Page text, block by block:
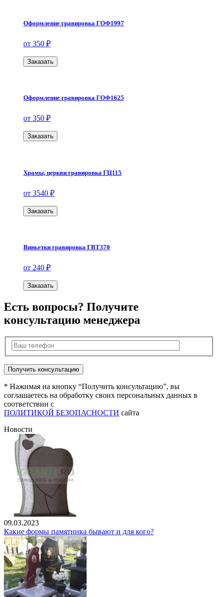
Оформление гравировка ГОФ1997
от 350 ₽
Заказать
Оформление гравировка ГОФ1625
от 350 ₽
Заказать
Храмы, церкви гравировка ГЦ115
от 3540 ₽
Заказать
Виньетки гравировка ГВТ370
от 240 ₽
Заказать
Есть вопросы? Получите
консультацию менеджера
* Нажимая на кнопку “Получить консультацию”, вы
соглашаетесь на обработку своих персональных данных в
соответствии с
ПОЛИТИКОЙ БЕЗОПАСНОСТИ сайта
Новости
09.03.2023
Какие формы памятника бывают и для кого?